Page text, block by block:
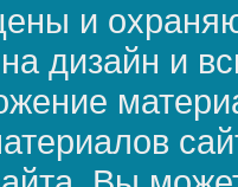
и
дизайн и